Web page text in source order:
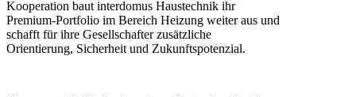
Kooperation baut interdomus Haustechnik ihr
Premium-Portfolio im Bereich Heizung weiter aus und
schafft für ihre Gesellschafter zusätzliche
Orientierung, Sicherheit und Zukunftspotenzial.